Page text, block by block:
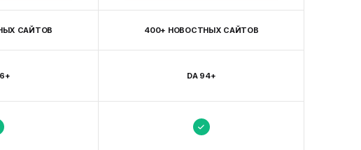
САЙТОВ 400+ НОВОСТНЫХ САЙТОВ
DA 94+